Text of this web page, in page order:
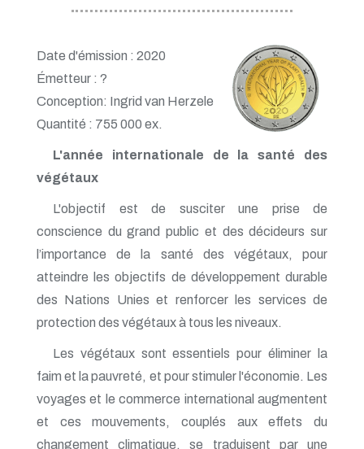
Date d'émission : 2020
Émetteur : ?
Conception: Ingrid van Herzele
Quantité : 755 000 ex.
L'année internationale de la santé des
végétaux
L'objectif est de susciter une prise de
conscience du grand public et des décideurs sur
l’importance de la santé des végétaux, pour
atteindre les objectifs de développement durable
des Nations Unies et renforcer les services de
protection des végétaux à tous les niveaux.
Les végétaux sont essentiels pour éliminer la
faim et la pauvreté, et pour stimuler l'économie. Les
voyages et le commerce international augmentent
et ces mouvements, couplés aux effets du
changement climatique, se traduisent par une